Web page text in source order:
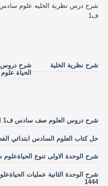
شرح درس نظرية الخليه علوم سادس
ف1
شرح نظرية الخلية
شرح دروس
الحياة
شرح دروس العلوم صف سادس ف1 الفصل الاول 1444
حل كتاب العلوم السادس ابتدائي
شرح الوحدة الاولى تنوع الحياةعلوم سادس
1444